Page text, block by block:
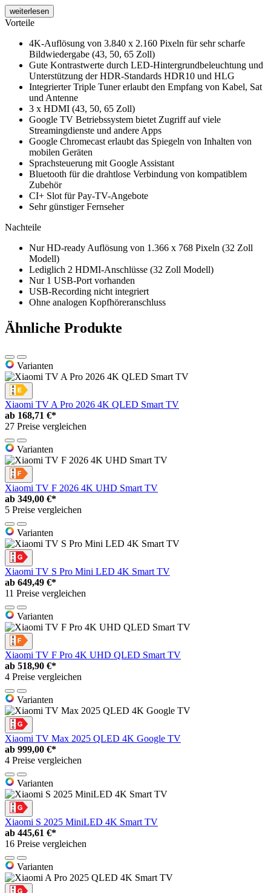
weiterlesen
Vorteile
4K-Auflösung von 3.840 x 2.160 Pixeln für sehr scharfe
Bildwiedergabe (43, 50, 65 Zoll)
Gute Kontrastwerte durch LED-Hintergrundbeleuchtung und
Unterstützung der HDR-Standards HDR10 und HLG
Integrierter Triple Tuner erlaubt den Empfang von Kabel, Sat
und Antenne
3 x HDMI (43, 50, 65 Zoll)
Google TV Betriebssystem bietet Zugriff auf viele
Streamingdienste und andere Apps
Google Chromecast erlaubt das Spiegeln von Inhalten von
mobilen Geräten
Sprachsteuerung mit Google Assistant
Bluetooth für die drahtlose Verbindung von kompatiblem
Zubehör
CI+ Slot für Pay-TV-Angebote
Sehr günstiger Fernseher
Nachteile
Nur HD-ready Auflösung von 1.366 x 768 Pixeln (32 Zoll
Modell)
Lediglich 2 HDMI-Anschlüsse (32 Zoll Modell)
Nur 1 USB-Port vorhanden
USB-Recording nicht integriert
Ohne analogen Kopfhöreranschluss
Ähnliche Produkte
Varianten
Xiaomi TV A Pro 2026 4K QLED Smart TV
ab 168,71 €*
27 Preise vergleichen
Varianten
Xiaomi TV F 2026 4K UHD Smart TV
ab 349,00 €*
5 Preise vergleichen
Varianten
Xiaomi TV S Pro Mini LED 4K Smart TV
ab 649,49 €*
11 Preise vergleichen
Varianten
Xiaomi TV F Pro 4K UHD QLED Smart TV
ab 518,90 €*
4 Preise vergleichen
Varianten
Xiaomi TV Max 2025 QLED 4K Google TV
ab 999,00 €*
4 Preise vergleichen
Varianten
Xiaomi S 2025 MiniLED 4K Smart TV
ab 445,61 €*
16 Preise vergleichen
Varianten